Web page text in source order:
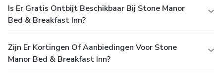
Is Er Gratis Ontbijt Beschikbaar Bij Stone Manor
Bed & Breakfast Inn?
Zijn Er Kortingen Of Aanbiedingen Voor Stone
Manor Bed & Breakfast Inn?